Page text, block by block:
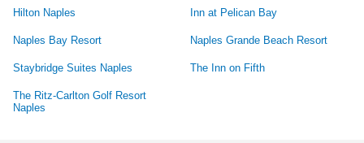
Hilton Naples Inn at Pelican Bay
Naples Bay Resort Naples Grande Beach Resort
Staybridge Suites Naples The Inn on Fifth
The Ritz-Carlton Golf Resort
Naples